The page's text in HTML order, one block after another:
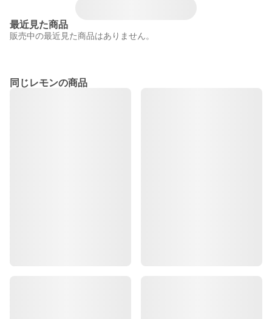
最近見た商品
販売中の最近見た商品はありません。
同じレモンの商品